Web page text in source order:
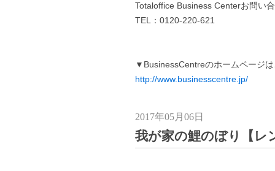
Totaloffice Business Centerお問い
TEL：0120-220-621
▼BusinessCentreのホームページ
http://www.businesscentre.jp/
2017年05月06日
我が家の鯉のぼり【レ